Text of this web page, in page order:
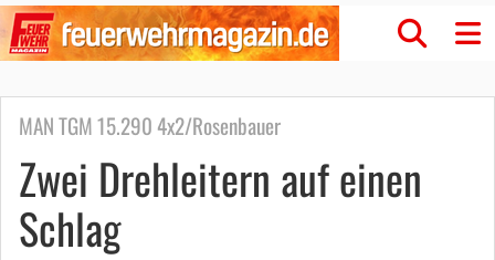
MAN TGM 15.290 4x2/Rosenbauer
Zwei Drehleitern auf einen
Schlag